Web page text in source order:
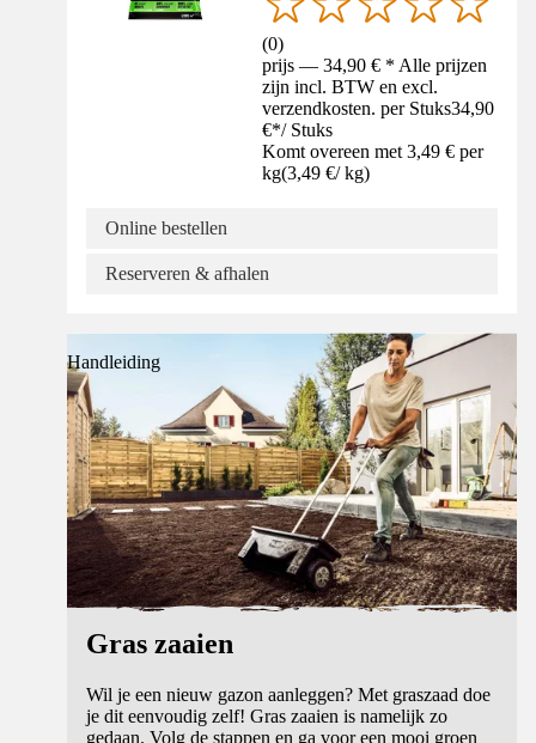
(0)
prijs — 34,90 € * Alle prijzen
zijn incl. BTW en excl.
verzendkosten. per Stuks34,90
€*/ Stuks
Komt overeen met 3,49 € per
kg(3,49 €/ kg)
Online bestellen
Reserveren & afhalen
Handleiding
Gras zaaien
Wil je een nieuw gazon aanleggen? Met graszaad doe
je dit eenvoudig zelf! Gras zaaien is namelijk zo
gedaan. Volg de stappen en ga voor een mooi groen